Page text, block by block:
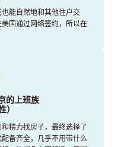
能自然地和其他住户交
国通过网络签约，所以在
的上班族
）
精力找房子，最终选择了
备齐全，几乎不用带什么